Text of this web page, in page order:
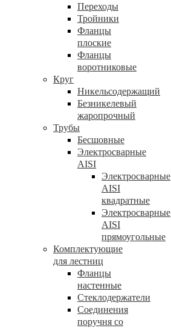
Переходы
Тройники
Фланцы
плоские
Фланцы
воротниковые
Круг
Никельсодержащий
Безникелевый
жаропрочный
Трубы
Бесшовные
Электросварные
AISI
Электросварные
AISI
квадратные
Электросварные
AISI
прямоугольные
Комплектующие
для лестниц
Фланцы
настенные
Стеклодержатели
Соединения
поручня со